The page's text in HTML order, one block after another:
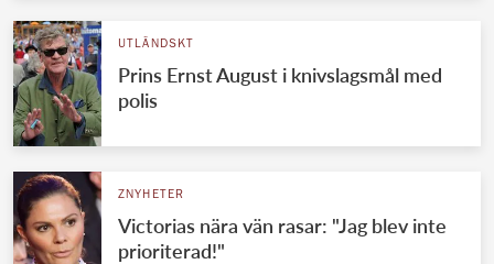
UTLÄNDSKT
Prins Ernst August i knivslagsmål med
polis
ZNYHETER
Victorias nära vän rasar: "Jag blev inte
prioriterad!"